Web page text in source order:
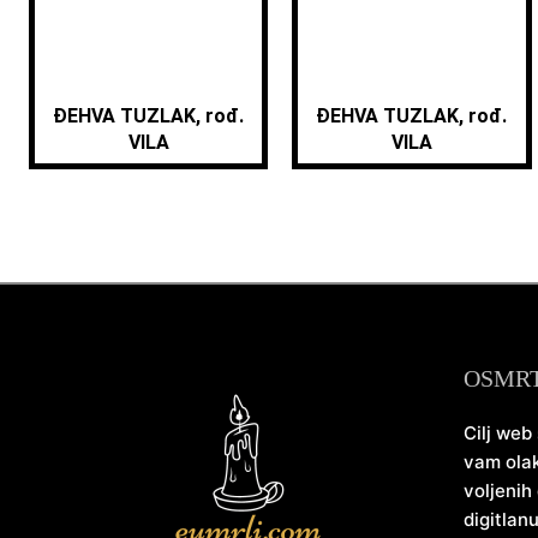
ĐEHVA TUZLAK, rođ.
VILA
ĐEHVA TUZLAK, rođ.
VILA
Cilj web
vam
voljenih